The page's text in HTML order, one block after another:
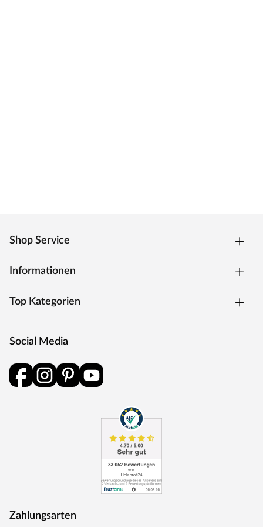
Shop Service
Informationen
Top Kategorien
Social Media
Zahlungsarten